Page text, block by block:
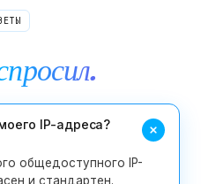
IP-адреса?
общедоступного IP-
и стандартен.